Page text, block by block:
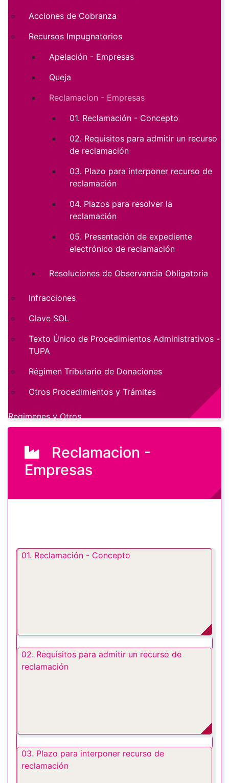
Reclamacion -
Empresas
01. Reclamación - Concepto
02. Requisitos para admitir un recurso de
reclamación
03. Plazo para interponer recurso de
reclamación
Acciones de Cobranza
Recursos Impugnatorios
Apelación - Empresas
Queja
Reclamacion - Empresas
01. Reclamación - Concepto
02. Requisitos para admitir un recurso
de reclamación
03. Plazo para interponer recurso de
reclamación
04. Plazos para resolver la
reclamación
05. Presentación de expediente
electrónico de reclamación
Resoluciones de Observancia Obligatoria
Infracciones
Clave SOL
Texto Único de Procedimientos Administrativos -
TUPA
Régimen Tributario de Donaciones
Otros Procedimientos y Trámites
Regimenes y Otros